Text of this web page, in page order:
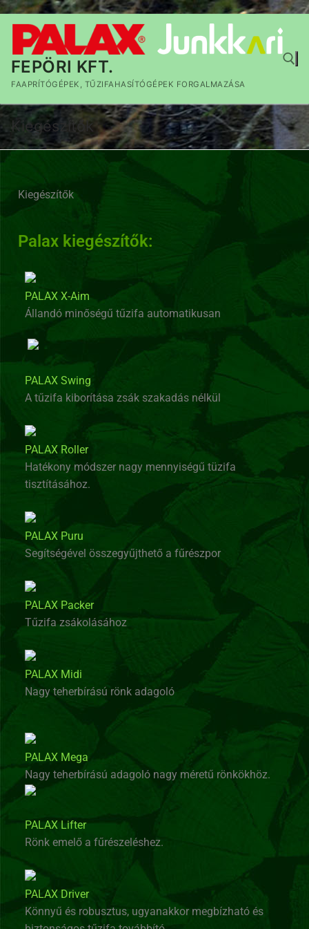
FEPÖRI KFT.
FAAPRÍTÓGÉPEK, TŰZIFAHASÍTÓGÉPEK FORGALMAZÁSA
Kiegészítők
Kiegészítők
Palax kiegészítők:
PALAX X-Aim
Állandó minőségű tűzifa automatikusan
PALAX Swing
A tűzifa kiborítása zsák szakadás nélkül
PALAX Roller
Hatékony módszer nagy mennyiségű tüzifa
tisztításához.
PALAX Puru
Segítségével összegyűjthető a fűrészpor
PALAX Packer
Tűzifa zsákolásához
PALAX Midi
Nagy teherbírású rönk adagoló
PALAX Mega
Nagy teherbírású adagoló nagy méretű rönkökhöz.
PALAX Lifter
Rönk emelő a fűrészeléshez.
PALAX Driver
Könnyű és robusztus, ugyanakkor megbízható és